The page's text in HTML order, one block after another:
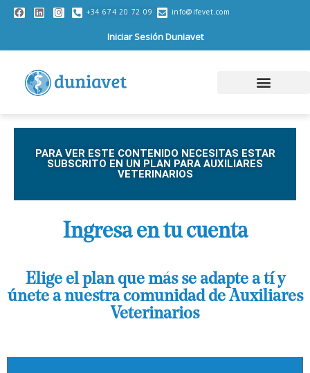
+34 674 20 72 09 info@ifevet.com
Iniciar Sesión Duniavet
PARA VER ESTE CONTENIDO NECESITAS ESTAR
SUBSCRITO EN UN PLAN PARA AUXILIARES
VETERINARIOS
Ingresa en tu cuenta
Elige el plan que más se adapte a tí y
únete a nuestra comunidad de Auxiliares
Veterinarios